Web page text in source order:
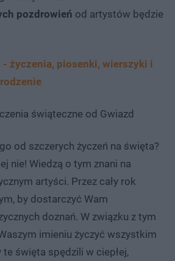
pozdrowień od artystów będzie
- życzenia, piosenki, wierszyki i
świąteczne od Gwiazd
od szczerych życzeń na święta?
nie! Wiedzą o tym znani na
artyści. Przez cały rok
by dostarczyć Wam
doznań. W związku z tym
imieniu życzyć wszystkim
święta spędzili w ciepłej,